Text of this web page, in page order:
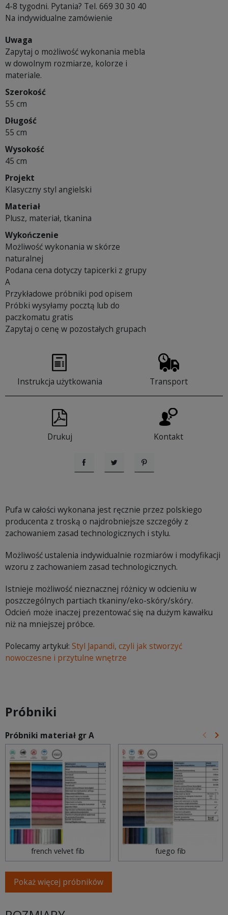
4-8 tygodni. Pytania? Tel. 669 30 30 40
Na indywidualne zamówienie
Uwaga
Zapytaj o możliwość wykonania mebla
w dowolnym rozmiarze, kolorze i
materiale.
Szerokość
55 cm
Długość
55 cm
Wysokość
45 cm
Projekt
Klasyczny styl angielski
Materiał
Plusz, materiał, tkanina
Wykończenie
Możliwość wykonania w skórze
naturalnej
Podana cena dotyczy tapicerki z grupy
A
Przykładowe próbniki pod opisem
Próbki wysyłamy pocztą lub do
paczkomatu gratis
Zapytaj o cenę w pozostałych grupach
Instrukcja użytkowania Transport
Drukuj Kontakt
UdostępnijTweetujPinterest
Pufa w całości wykonana jest ręcznie przez polskiego
producenta z troską o najdrobniejsze szczegóły z
zachowaniem zasad technologicznych i stylu.
Możliwość ustalenia indywidualnie rozmiarów i modyfikacji
wzoru z zachowaniem zasad technologicznych.
Istnieje możliwość nieznacznej różnicy w odcieniu w
poszczególnych partiach tkaniny/eko-skóry/skóry.
Odcień może inaczej prezentować się na dużym kawałku
niż na mniejszej próbce.
Polecamy artykuł: Styl Japandi, czyli jak stworzyć
nowoczesne i przytulne wnętrze
Próbniki
Próbniki materiał gr A keyboard_arrow_left keyboard_arrow_right
french velvet fib fuego fib
Pokaż więcej próbników